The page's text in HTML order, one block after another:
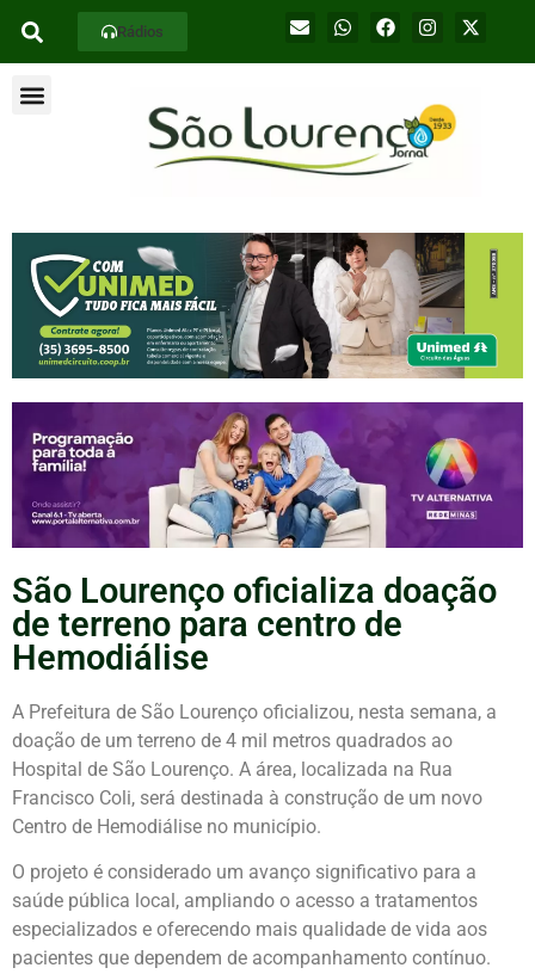
Rádios
São Lourenço oficializa doação
de terreno para centro de
Hemodiálise
A Prefeitura de São Lourenço oficializou, nesta semana, a
doação de um terreno de 4 mil metros quadrados ao
Hospital de São Lourenço. A área, localizada na Rua
Francisco Coli, será destinada à construção de um novo
Centro de Hemodiálise no município.
O projeto é considerado um avanço significativo para a
saúde pública local, ampliando o acesso a tratamentos
especializados e oferecendo mais qualidade de vida aos
pacientes que dependem de acompanhamento contínuo.